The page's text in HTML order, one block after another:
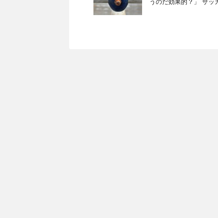
うのだ効果的？」 サ